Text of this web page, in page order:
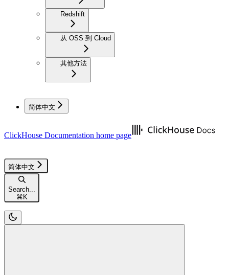
Redshift
从 OSS 到 Cloud
其他方法
简体中文
ClickHouse Documentation home page
简体中文
Search...
⌘ K